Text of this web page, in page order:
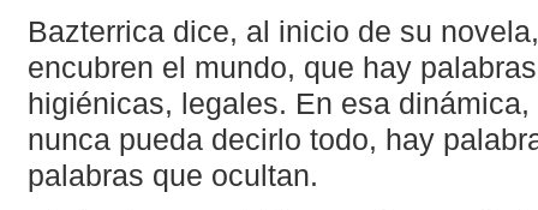
Bazterrica dice, al inicio de su
encubren el mundo, que hay
higiénicas, legales. En esa
nunca pueda decirlo todo, hay
palabras que ocultan.